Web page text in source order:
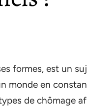
formes, est un
monde en
de chômage